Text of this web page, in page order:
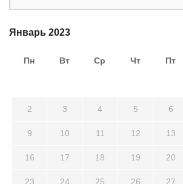
Январь 2023
Пн Вт Ср Чт Пт
2 3 4 5 6
9 10 11 12 13
16 17 18 19 20
23 24 25 26 27